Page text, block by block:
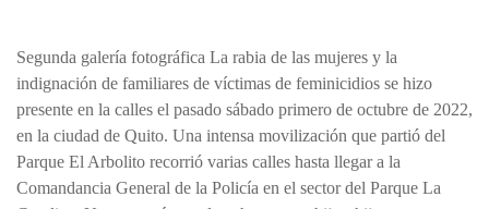
Segunda galería fotográfica La rabia de las mujeres y la
indignación de familiares de víctimas de feminicidios se hizo
presente en la calles el pasado sábado primero de octubre de 2022,
en la ciudad de Quito. Una intensa movilización que partió del
Parque El Arbolito recorrió varias calles hasta llegar a la
Comandancia General de la Policía en el sector del Parque La